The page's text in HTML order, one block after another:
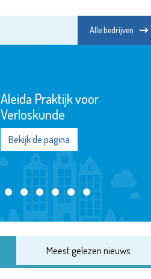
Alle bedrijven
Aleida Praktijk voor
Verloskunde
Bekijk de pagina
Meest gelezen nieuws